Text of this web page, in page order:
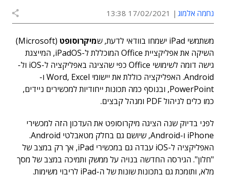
נחמה אלמוג 17/02/2021 13:38
משתמשי iPad ישמחו בוודאי לדעת, ש מיקרוסופט
(Microsoft)
השיקה את אפליקציית Office המוכללת ל-iPadOS, המייצגת
גישה דומה לשימושי Office כפי שהציגה באפליקציה ל-iOS ול-
Android. האפליקציה כוללת את יישומי Word, Excel ו-
PowerPoint, ובנוסף כמה תכונות ייחודיות למכשירים ניידים,
כמו כלים לניהול PDF ומנהל קבצים.
לפני בדיוק שנה הציגה מיקרוסופט את העדכון הזה למכשירי
iPhone ו-Android, שיושם גם בחלק מטאבלטי Android.
האפליקציה ל-iOS עבדה גם במכשירי iPad, אך רק במצב של
"חלון". הגירסה החדשה בנויה על ממשק ותמיכה במצב של מסך
מלא, ותומכת גם בתכונות שונות של ה-iPad לריבוי משימות.